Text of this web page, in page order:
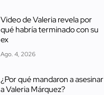
Video de Valeria revela por
qué habría terminado con su
ex
Ago. 4, 2026
¿Por qué mandaron a asesinar
a Valeria Márquez?